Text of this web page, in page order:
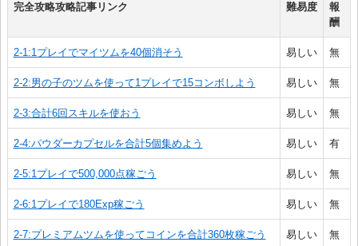
完全攻略攻略記事リンク 難易度
報
酬
2-1:1プレイでマイツムを40個消そう 易しい 無
2-2:男の子のツムを使って1プレイで15コンボしよう 易しい 無
2-3:合計6回スキルを使おう 易しい 無
2-4:パウダーカプセルを合計5個集めよう 易しい 有
2-5:1プレイで500,000点稼ごう 易しい 無
2-6:1プレイで180Exp稼ごう 易しい 無
2-7:プレミアムツムを使ってコインを合計360枚稼ごう 易しい 無